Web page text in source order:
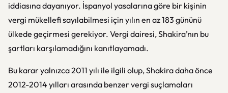
iddiasına dayanıyor. İspanyol yasalarına göre bir kişinin
vergi mükellefi sayılabilmesi için yılın en az 183 gününü
ülkede geçirmesi gerekiyor. Vergi dairesi, Shakira’nın bu
şartları karşılamadığını kanıtlayamadı.
Bu karar yalnızca 2011 yılı ile ilgili olup, Shakira daha önce
2012-2014 yılları arasında benzer vergi suçlamaları